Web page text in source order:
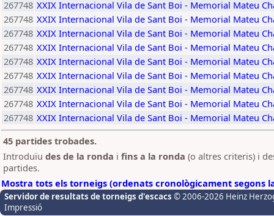
267748 XXIX Internacional Vila de Sant Boi - Memorial Mateu
267748 XXIX Internacional Vila de Sant Boi - Memorial Mateu
267748 XXIX Internacional Vila de Sant Boi - Memorial Mateu
267748 XXIX Internacional Vila de Sant Boi - Memorial Mateu
267748 XXIX Internacional Vila de Sant Boi - Memorial Mateu
267748 XXIX Internacional Vila de Sant Boi - Memorial Mateu
267748 XXIX Internacional Vila de Sant Boi - Memorial Mateu
267748 XXIX Internacional Vila de Sant Boi - Memorial Mateu
267748 XXIX Internacional Vila de Sant Boi - Memorial Mateu
45 partides trobades.
Introduïu des de la ronda i fins a la ronda (o altres criteris) i
partides.
Mostra tots els torneigs (ordenats cronològicament segons
Servidor de resultats de torneigs d'escacs © 2006-2026 Heinz
Impressió